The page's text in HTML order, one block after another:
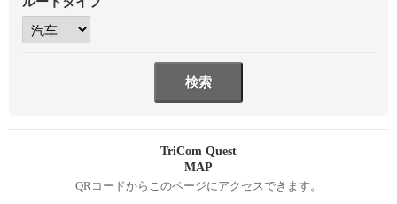
TriCom Quest
MAP
QRコードからこのページにアクセスできます。